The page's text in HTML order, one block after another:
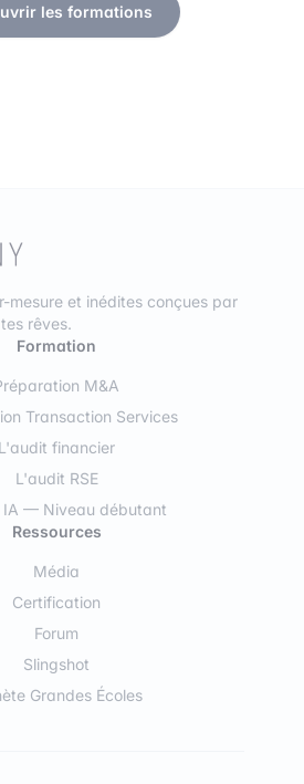
les formations
mesure et inédites conçues par
rêves.
Formation
M&A
Transaction Services
L'audit financier
L'audit RSE
IA — Niveau débutant
Ressources
Média
Certification
Forum
Slingshot
Grandes Écoles